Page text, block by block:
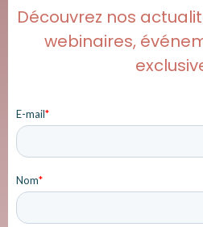
Découvrez nos
webinaires,